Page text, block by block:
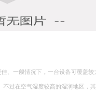
。一般情况下，一台设备可覆盖较
不过在空气湿度较高的湿润地区，